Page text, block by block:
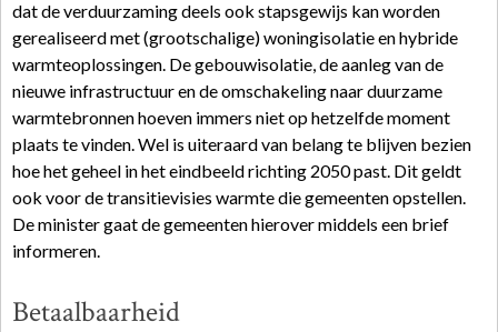
dat de verduurzaming deels ook stapsgewijs kan worden
gerealiseerd met (grootschalige) woningisolatie en hybride
warmteoplossingen. De gebouwisolatie, de aanleg van de
nieuwe infrastructuur en de omschakeling naar duurzame
warmtebronnen hoeven immers niet op hetzelfde moment
plaats te vinden. Wel is uiteraard van belang te blijven bezien
hoe het geheel in het eindbeeld richting 2050 past. Dit geldt
ook voor de transitievisies warmte die gemeenten opstellen.
De minister gaat de gemeenten hierover middels een brief
informeren.
Betaalbaarheid